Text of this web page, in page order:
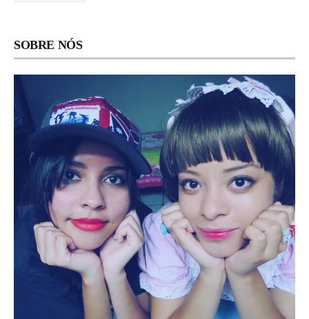
SOBRE NÓS